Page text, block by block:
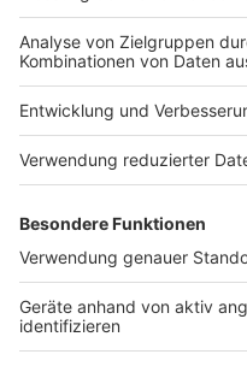
Werbepartnern und
https://linktr.ee/
Werbung in diesem
gerne eine E-Mail
Nutzungsbedingungen
Jobs
Presse
Werben
Archiv
ANTENNE BAYERN GROUP
Stiftung ANTENNE BAYERN
hilft